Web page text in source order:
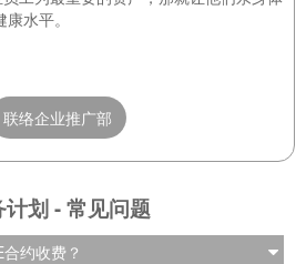
水平。
联络企业推广部
计划 - 常见问题
约收费？